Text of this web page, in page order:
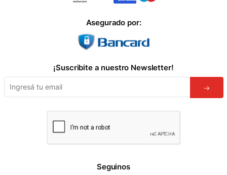
Asegurado por:
¡Suscribite a nuestro Newsletter!
Seguinos